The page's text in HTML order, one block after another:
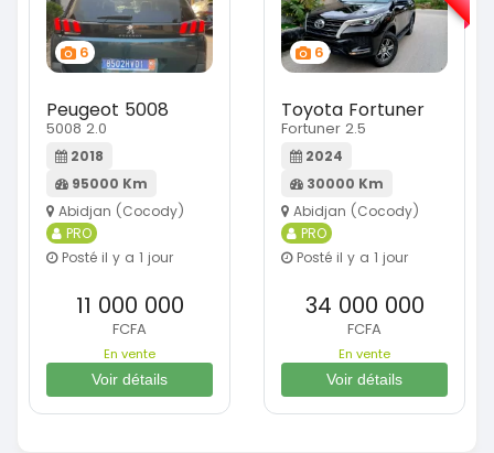
6
Peugeot 5008
5008 2.0
2018
95000 Km
Abidjan (Cocody)
PRO
Posté il y a 1 jour
11 000 000
FCFA
En vente
Voir détails
6
Toyota Fortuner
Fortuner 2.5
2024
30000 Km
Abidjan (Cocody)
PRO
Posté il y a 1 jour
34 000 000
FCFA
En vente
Voir détails